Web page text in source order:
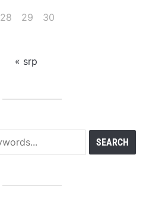
28 29 30
« srp